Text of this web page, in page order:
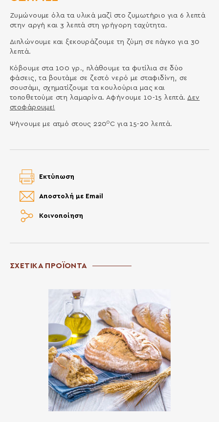
Ζυμώνουμε όλα τα υλικά μαζί στο ζυμωτήριο για 6 λεπτά
στην αργή και 3 λεπτά στη γρήγορη ταχύτητα.
Διπλώνουμε και ξεκουράζουμε τη ζύμη σε πάγκο για 30
λεπτά.
Κόβουμε στα 100 γρ., πλάθουμε τα φυτίλια σε δύο
φάσεις, τα βουτάμε σε ζεστό νερό με σταφιδίνη, σε
σουσάμι, σχηματίζουμε τα κουλούρια μας και
τοποθετούμε στη λαμαρίνα. Αφήνουμε 10-15 λεπτά. Δεν
στοφάρουμε!
Ψήνουμε με ατμό στους 2200 C για 15-20 λεπτά.
Κοινοποίηση
Αποστολή με Email
Εκτύπωση
ΣΧΕΤΙΚΑ ΠΡΟΪΟΝΤΑ